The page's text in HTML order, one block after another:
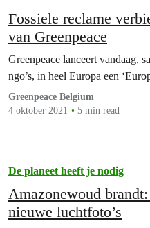
Fossiele reclame
van Greenpeace
Greenpeace lanceert vandaag,
ngo’s, in heel Europa een
Greenpeace Belgium
4 oktober 2021
5 min read
De planeet heeft je nodig
Amazonewoud
nieuwe luchtfoto’s